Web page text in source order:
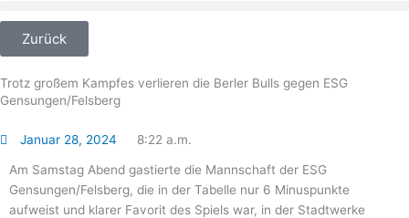
Zurück
Trotz großem Kampfes verlieren die Berler Bulls gegen ESG
Gensungen/Felsberg
Januar 28, 2024 8:22 a.m.
Am Samstag Abend gastierte die Mannschaft der ESG
Gensungen/Felsberg, die in der Tabelle nur 6 Minuspunkte
aufweist und klarer Favorit des Spiels war, in der Stadtwerke